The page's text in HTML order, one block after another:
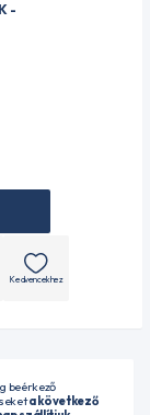
-
Kedvencekhez
beérkező
a következő